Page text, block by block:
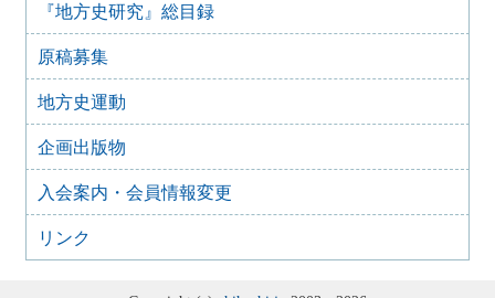
2025年4月25日
2025年4月のイベント(更新しました)
2025年3月1日
2025年3月のイベント
2025年2月のイベント
2024年11月22日
2024年12月のイベント
2024年10月29日
2024年11月のイベント
『地方史研究』総目録
原稿募集
地方史運動
企画出版物
入会案内・会員情報変更
リンク